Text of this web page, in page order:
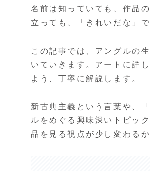
名前は知っていても、作品
立っても、「きれいだな」
この記事では、アングルの
いていきます。アートに詳
よう、丁寧に解説します。
新古典主義という言葉や、
ルをめぐる興味深いトピッ
品を見る視点が少し変わる